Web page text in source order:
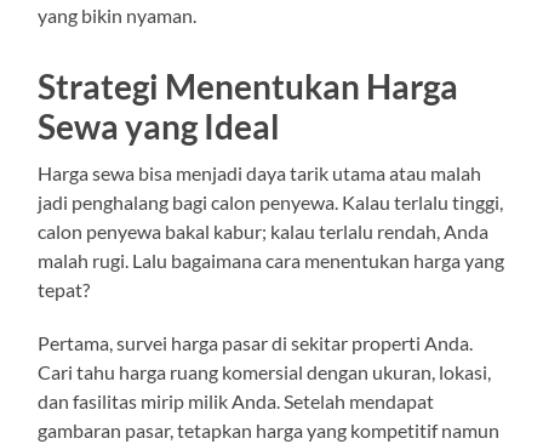
yang bikin nyaman.
Strategi Menentukan Harga
Sewa yang Ideal
Harga sewa bisa menjadi daya tarik utama atau malah
jadi penghalang bagi calon penyewa. Kalau terlalu tinggi,
calon penyewa bakal kabur; kalau terlalu rendah, Anda
malah rugi. Lalu bagaimana cara menentukan harga yang
tepat?
Pertama, survei harga pasar di sekitar properti Anda.
Cari tahu harga ruang komersial dengan ukuran, lokasi,
dan fasilitas mirip milik Anda. Setelah mendapat
gambaran pasar, tetapkan harga yang kompetitif namun